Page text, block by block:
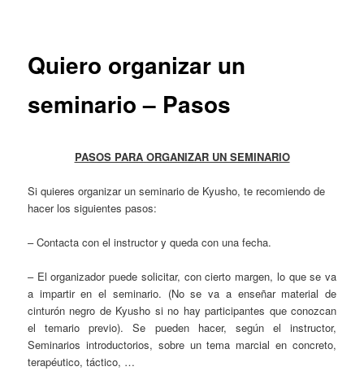
Quiero organizar un
seminario – Pasos
PASOS PARA ORGANIZAR UN SEMINARIO
Si quieres organizar un seminario de Kyusho, te recomiendo de
hacer los siguientes pasos:
– Contacta con el instructor y queda con una fecha.
– El organizador puede solicitar, con cierto margen, lo que se va
a impartir en el seminario. (No se va a enseñar material de
cinturón negro de Kyusho si no hay participantes que conozcan
el temario previo). Se pueden hacer, según el instructor,
Seminarios introductorios, sobre un tema marcial en concreto,
terapéutico, táctico, …